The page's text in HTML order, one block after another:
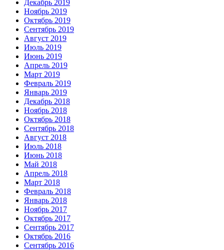
Декабрь 2019
Ноябрь 2019
Октябрь 2019
Сентябрь 2019
Август 2019
Июль 2019
Июнь 2019
Апрель 2019
Март 2019
Февраль 2019
Январь 2019
Декабрь 2018
Ноябрь 2018
Октябрь 2018
Сентябрь 2018
Август 2018
Июль 2018
Июнь 2018
Май 2018
Апрель 2018
Март 2018
Февраль 2018
Январь 2018
Ноябрь 2017
Октябрь 2017
Сентябрь 2017
Октябрь 2016
Сентябрь 2016